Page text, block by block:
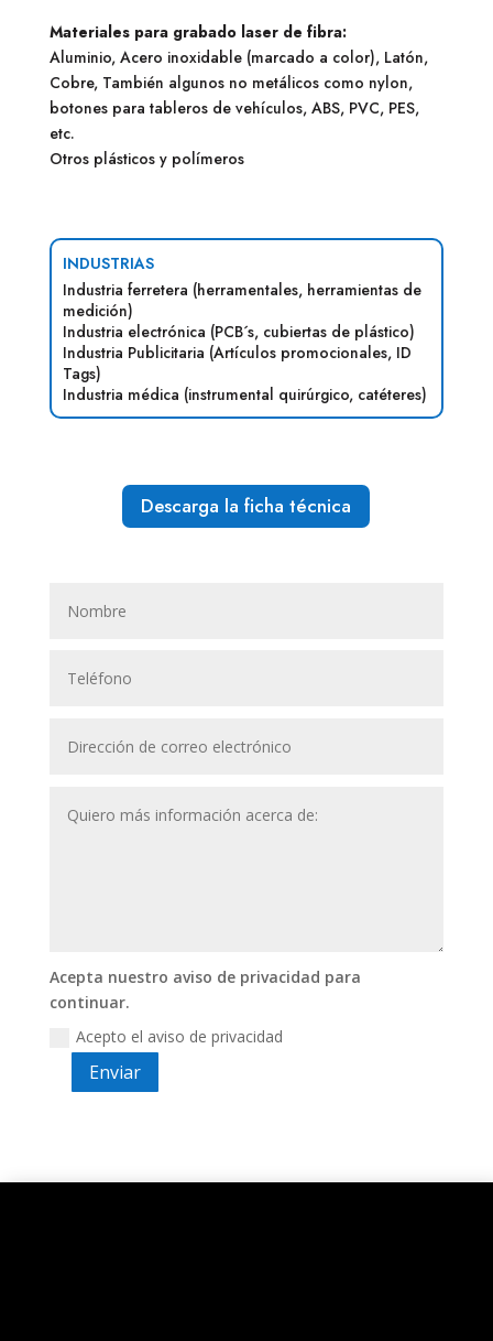
Materiales para grabado laser de fibra:
Aluminio, Acero inoxidable (marcado a color), Latón,
Cobre, También algunos no metálicos como nylon,
botones para tableros de vehículos, ABS, PVC, PES,
etc.
Otros plásticos y polímeros
INDUSTRIAS
Industria ferretera (herramentales, herramientas de
medición)
Industria electrónica (PCB´s, cubiertas de plástico)
Industria Publicitaria (Artículos promocionales, ID
Tags)
Industria médica (instrumental quirúrgico, catéteres)
Descarga la ficha técnica
Acepta nuestro aviso de privacidad para
continuar.
Acepto el aviso de privacidad
Enviar